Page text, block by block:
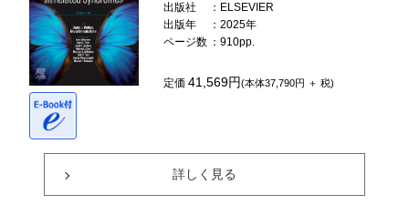
出版社
：ELSEVIER
出版年
：2025年
ページ数 ：910pp.
定価41,569円(本体37,790円 ＋ 税)
詳しく見る